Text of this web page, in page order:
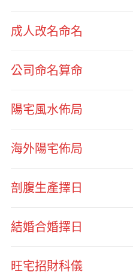
成人改名命名
公司命名算命
陽宅風水佈局
海外陽宅佈局
剖腹生產擇日
結婚合婚擇日
旺宅招財科儀